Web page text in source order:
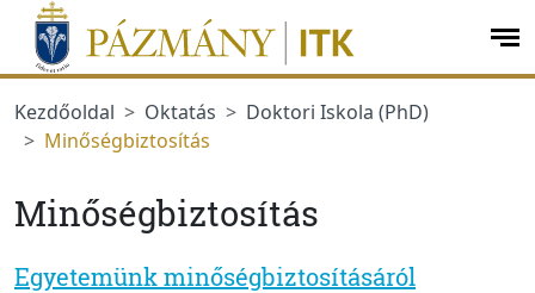
Ugrás a menüre
Ugrás a tartalomra
Kezdőoldal
Oktatás
Doktori Iskola (PhD)
Minőségbiztosítás
Minőségbiztosítás
Egyetemünk minőségbiztosításáról